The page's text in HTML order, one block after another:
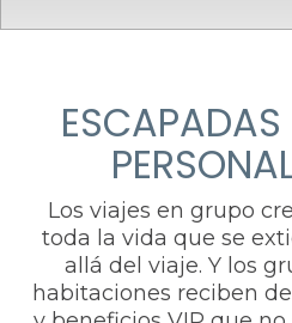
ESCAPADAS
Los viajes en grupo
toda la vida que se
allá del viaje. Y los
habitaciones reciben